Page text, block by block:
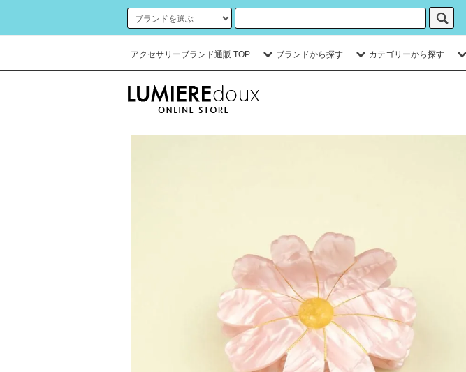
アクセサリーブランド通販 TOP ブランドから探す カテゴリーから探す